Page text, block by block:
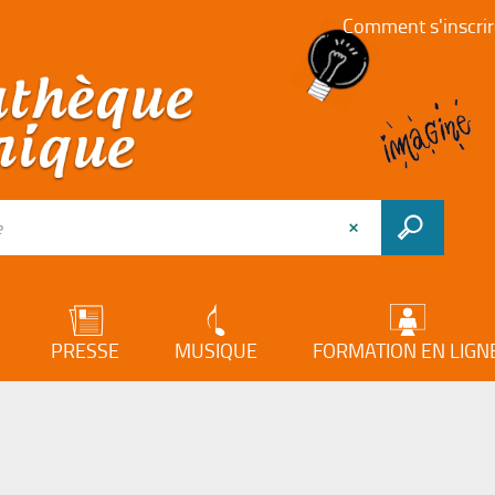
Comment
PRESSE MUSIQUE FORMATION EN